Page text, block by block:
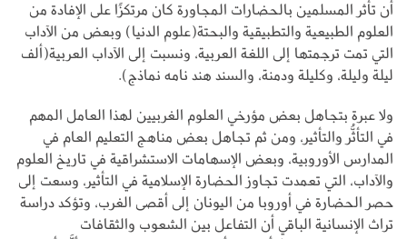
أن تأثر المسلمين بالحضارات المجاورة كان مرتكزًا على الإفادة من
العلوم الطبيعية والتطبيقية والبحتة(علوم الدنيا) وبعض من الآداب
التي تمت ترجمتها إلى اللغة العربية، ونسبت إلى الآداب العربية(ألف
ليلة وليلة، وكليلة ودمنة، والسند هند نامه نماذج).
ولا عبرة بتجاهل بعض مؤرخي العلوم الغربيين لهذا العامل المهم
في التأثُّر والتأثير، ومن ثم تجاهل بعض مناهج التعليم العام في
المدارس الأوروبية، وبعض الإسهامات الاستشراقية في تاريخ العلوم
والآداب، التي تعمدت تجاوز الحضارة الإسلامية في التأثير، وسعت إلى
حصر الحضارة في أوروبا من اليونان إلى أقصى الغرب، وتؤكد دراسة
تراث الإنسانية الباقي أن التفاعل بين الشعوب والثقافات